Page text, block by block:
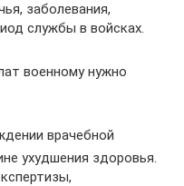
заболевания,
службы в войсках.
военному нужно
врачебной
ухудшения здоровья.